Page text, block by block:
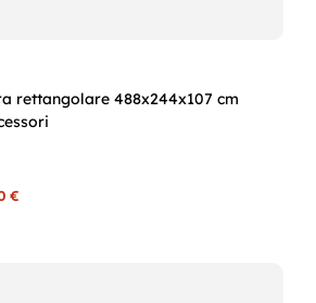
rettangolare 488x244x107 cm
€